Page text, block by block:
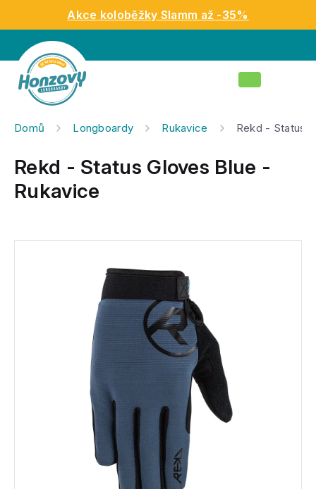
obsah
Akce koloběžky Slamm až -35%
Nákupní
Domů Longboardy Rukavice Rekd - Status
Rekd - Status Gloves Blue -
Rukavice